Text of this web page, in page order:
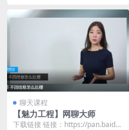
聊天课程
【魅力工程】网聊大师
下载链接 链接：https://pan.baidu.